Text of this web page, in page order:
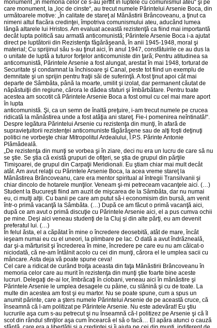
monument „în memoria celor ce s-au jertfit în luptele cu comunismul ateu“ şi pe
care monument, la „loc de cinste“, au trecut numele Părintelui Arsenie Boca, din
următoarele motive: „În calitate de stareţ al Mănăstirii Brâncoveanu, a ţinut ca
nimeni altul flacăra credinţei, împotriva comunismului ateu, aducând lumea
lângă altarele lui Hristos. Am evaluat această rezistenţă ca fiind mai importantă
decât lupta politică sau armată anticomunistă; Părintele Arsenie Boca i-a ajutat
direct pe luptătorii din Rezistenţa făgărăşeană, în anii 1945-1948, moral şi
material; Cu sprijinul său s-au ţinut aici, în anul 1947, consfătuirile ce au dus la
o unitate de luptă a tuturor forţelor anticomuniste din ţară; Pentru atitudinea sa
anticomunistă, Părintele Arsenie a fost alungat, arestat în mai 1948, torturat de
Securitate şi condamnat la închisoare şi Canal, peste tot fiind un exemplu de
demnitate şi un sprijin pentru fraţii săi de suferinţă. A fost ţinut apoi cât mai
departe de Sâmbăta, până la moarte, umilit şi izolat, dar permanent căutat de
năpăstuiţii din regiune, cărora le dădea sfaturi şi îmbărbătare. Pentru toate
acestea am socotit că Părintele Arsenie Boca a fost omul cu cel mai mare aport
în lupta
anticomunistă. Şi, ca un semn de înaltă preţuire, i-am trecut numele pe crucea
ridicată la mănăstirea unde a fost atâţia ani stareţ. Fie-i pomenirea neîntinată!“.
Despre legătura Părintelui Arsenie cu rezistenţa din munţi, în afară de
supravieţuitorii rezistenţei anticomuniste făgărăşene sau de alţi foşti deţinuţi
politici ne vorbeşte chiar Mitropolitul Ardealului, Î.P.S. Părinte Antonie
Plămădeală.
„De rezistenţa din munţi se vorbea şi în ziare, deci nu era un lucru de care să nu
se ştie. Se ştia că există grupuri de ofiţeri, se ştia de grupul din părţile
Timişoarei, de grupul din Carpaţii Meridionali. Eu ştiam chiar mai mult decât
atât. Am avut relaţii cu Părintele Arsenie Boca, la acea vreme stareţ la
Mănăstirea Brâncoveanu, care era mentor spiritual al întregii Transilvanii şi
chiar dincolo de hotarele munţilor. Veneam şi-mi petreceam vacanţele aici. (…)
Student la Bucureşti fiind am auzit de mişcarea de la Sâmbăta, dar nu numai
eu, ci mulţi alţii. Cu banii pe care am putut să-i economisim din bursă, am venit
într-o primă vacanţă la Sâmbăta. (…) După ce am făcut o primă vacanţă aici,
după ce am avut o primă discuţie cu Părintele Arsenie aici, el a pus cumva ochii
pe mine. Deşi aici veneau studenţi de la Cluj şi din alte părţi, eu am devenit
preferatul lui. (…)
În felul ăsta, el a căpătat în mine o încredere deosebită, atât de mare, încât
ieşeam numai eu cu el uneori, la plimbare pe lac. O dată a avut îndrăzneală,
dar şi-a mărturisit şi încrederea în mine, încredere pe care eu nu am călcat-o
niciodată, că ne-am întâlnit acolo cu cei din munţi, cărora el le umplea sacii cu
mâncare. Asta deja vă poate spune ceva!
Cel care a ridicat de curând troiţa aceasta din faţa Mănăstirii Brâncoveanu în
memoria celor care au murit în rezistenţa din munţi ştie foarte bine aceste
lucruri. Delegaţi de-ai lor, îmbrăcaţi în ciobani, veneau aici în mănăstire şi
Părintele Arsenie le umplea desagele cu pâine, cu slănină şi cu de toate. La
multe din acestea am fost şi eu martor. Nu se poate spune, cum a spus un
anumit părinte, care a şters numele Părintelui Arsenie de pe această cruce, că
înseamnă că l-am politizat pe Părintele Arsenie. Nu este adevărat! Eu ştiu
lucrurile aşa cum s-au petrecut şi nu înseamnă că-l politizez pe Arsenie şi că îl
scot din rândul sfinţilor aşa cum încearcă el să o facă… El apăra atunci o cauză